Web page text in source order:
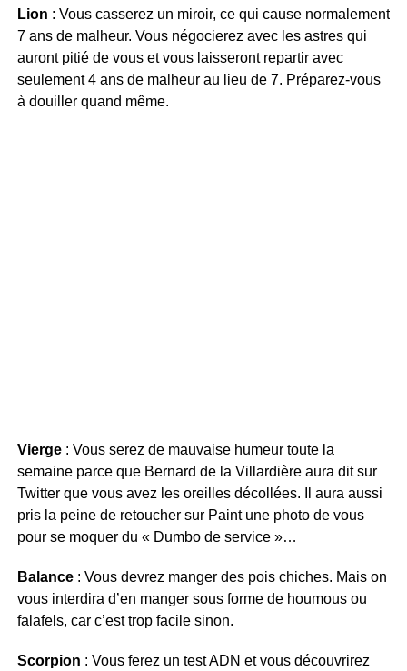
Lion : Vous casserez un miroir, ce qui cause normalement
7 ans de malheur. Vous négocierez avec les astres qui
auront pitié de vous et vous laisseront repartir avec
seulement 4 ans de malheur au lieu de 7. Préparez-vous
à douiller quand même.
Vierge : Vous serez de mauvaise humeur toute la
semaine parce que Bernard de la Villardière aura dit sur
Twitter que vous avez les oreilles décollées. Il aura aussi
pris la peine de retoucher sur Paint une photo de vous
pour se moquer du « Dumbo de service »…
Balance: Vous devrez manger des pois chiches. Mais on
vous interdira d’en manger sous forme de houmous ou
falafels, car c’est trop facile sinon.
Scorpion : Vous ferez un test ADN et vous découvrirez